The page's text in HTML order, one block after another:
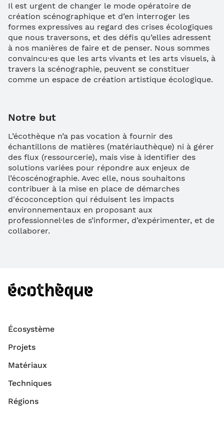
Il est urgent de changer le mode opératoire de
création scénographique et d’en interroger les
formes expressives au regard des crises écologiques
que nous traversons, et des défis qu’elles adressent
à nos manières de faire et de penser. Nous sommes
convaincu·es que les arts vivants et les arts visuels, à
travers la scénographie, peuvent se constituer
comme un espace de création artistique écologique.
Notre but
L’écothèque n’a pas vocation à fournir des
échantillons de matières (matériauthèque) ni à gérer
des flux (ressourcerie), mais vise à identifier des
solutions variées pour répondre aux enjeux de
l’écoscénographie. Avec elle, nous souhaitons
contribuer à la mise en place de démarches
d'écoconception qui réduisent les impacts
environnementaux en proposant aux
professionnel·les de s’informer, d’expérimenter, et de
collaborer.
Écosystème
Projets
Matériaux
Techniques
Régions